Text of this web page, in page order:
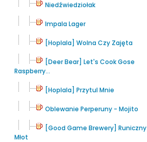
Niedźwiedziołak
Impala Lager
[Hoplala] Wolna Czy Zajęta
[Deer Bear] Let's Cook Gose
Raspberry...
[Hoplala] Przytul Mnie
Oblewanie Perperuny - Mojito
[Good Game Brewery] Runiczny
Młot